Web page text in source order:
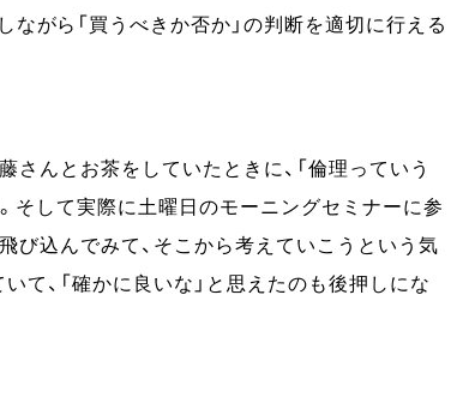
がら「買うべきか否か」の判断を適切に行える
さんとお茶をしていたときに、「倫理っていう
そして実際に土曜日のモーニングセミナーに参
び込んでみて、そこから考えていこうという気
て、「確かに良いな」と思えたのも後押しにな